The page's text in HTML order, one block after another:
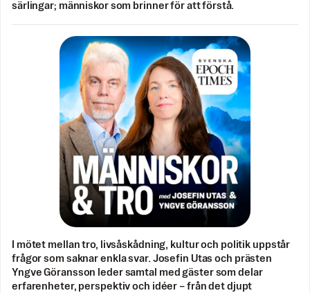
särlingar; människor som brinner för att förstå.
I mötet mellan tro, livsåskådning, kultur och politik uppstår
frågor som saknar enkla svar. Josefin Utas och prästen
Yngve Göransson leder samtal med gäster som delar
erfarenheter, perspektiv och idéer – från det djupt